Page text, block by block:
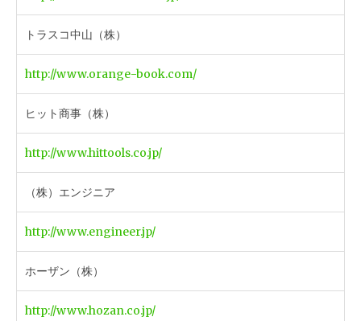
トラスコ中山（株）
http://www.orange-book.com/
ヒット商事（株）
http://www.hittools.co.jp/
（株）エンジニア
http://www.engineer.jp/
ホーザン（株）
http://www.hozan.co.jp/